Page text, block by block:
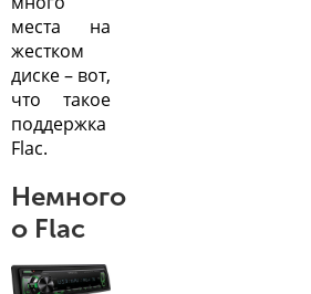
места на
жестком
диске – вот,
что такое
поддержка
Flac.
Немного
о Flac